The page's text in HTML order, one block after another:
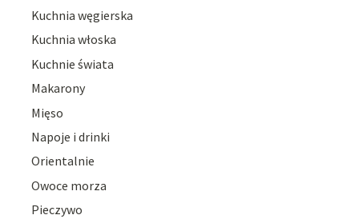
Kuchnia węgierska
Kuchnia włoska
Kuchnie świata
Makarony
Mięso
Napoje i drinki
Orientalnie
Owoce morza
Pieczywo